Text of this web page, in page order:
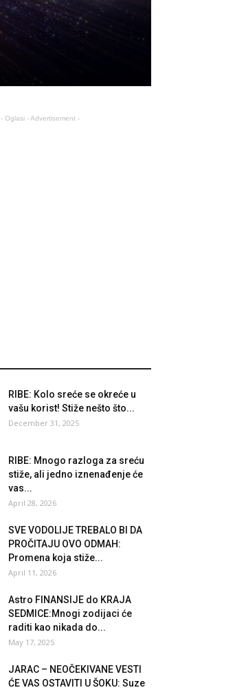
- Oglasi - Advertisement -
RIBE: Kolo sreće se okreće u
vašu korist! Stiže nešto što...
December 31, 2025
RIBE: Mnogo razloga za sreću
stiže, ali jedno iznenađenje će
vas...
April 28, 2026
SVE VODOLIJE TREBALO BI DA
PROČITAJU OVO ODMAH:
Promena koja stiže...
April 11, 2026
Astro FINANSIJE do KRAJA
SEDMICE:Mnogi zodijaci će
raditi kao nikada do...
May 17, 2025
JARAC – NEOČEKIVANE VESTI
ĆE VAS OSTAVITI U ŠOKU: Suze